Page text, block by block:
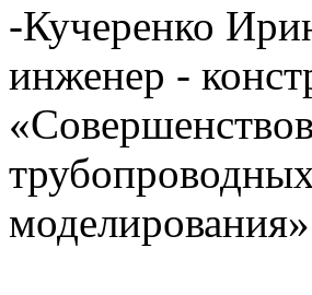
-Кучеренко
инженер -
моделирования»